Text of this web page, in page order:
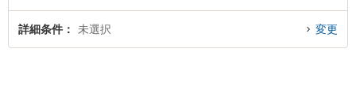
詳細条件 未選択 変更